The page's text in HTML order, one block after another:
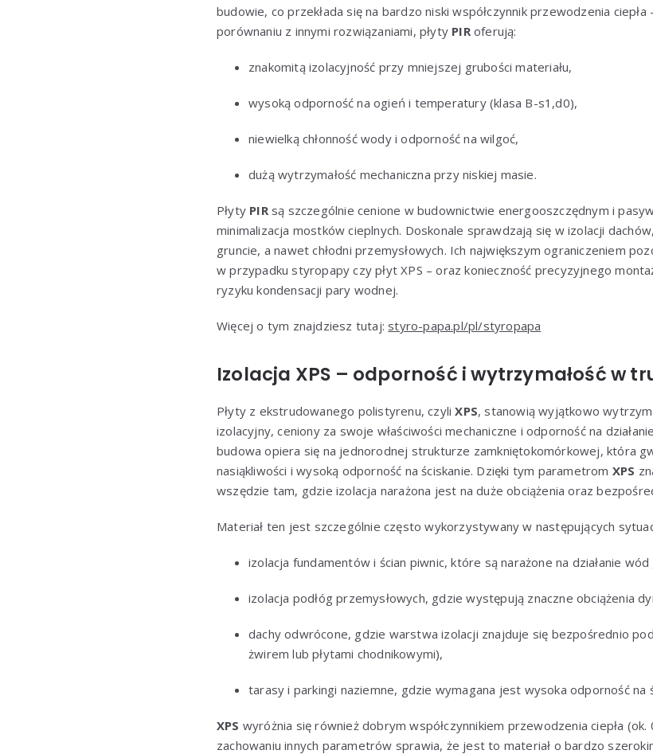
budowie, co przekłada się na bardzo niski współczynnik przewodzenia
porównaniu z innymi rozwiązaniami, płyty PIRoferują:
znakomitą izolacyjność przy mniejszej grubości materiału,
wysoką odporność na ogień i temperatury (klasa B-s1,d0),
niewielką chłonność wody i odporność na wilgoć,
dużą wytrzymałość mechaniczna przy niskiej masie.
Płyty PIRsą szczególnie cenione w budownictwie energooszczędnym i
minimalizacja mostków cieplnych. Doskonale sprawdzają się w izolacji
gruncie, a nawet chłodni przemysłowych. Ich największym ograniczeniem
w przypadku styropapy czy płyt XPS – oraz konieczność precyzyjnego
ryzyku kondensacji pary wodnej.
Więcej o tym znajdziesz tutaj: styro-papa.pl/pl/styropapa
Izolacja XPS – odporność i wytrzymałość w
Płyty z ekstrudowanego polistyrenu, czyliXPS, stanowią wyjątkowo
izolacyjny, ceniony za swoje właściwości mechaniczne i odporność na
budowa opiera się na jednorodnej strukturze zamkniętokomórkowej, która
nasiąkliwości i wysoką odporność na ściskanie. Dzięki tym parametrom XPS
wszędzie tam, gdzie izolacja narażona jest na duże obciążenia oraz
Materiał ten jest szczególnie często wykorzystywany w następujących
izolacja fundamentów i ścian piwnic, które są narażone na działanie
izolacja podłóg przemysłowych, gdzie występują znaczne obciążenia
dachy odwrócone, gdzie warstwa izolacji znajduje się bezpośrednio
żwirem lub płytami chodnikowymi),
tarasy i parkingi naziemne, gdzie wymagana jest wysoka odporność
XPS wyróżnia się również dobrym współczynnikiem przewodzenia ciepła
zachowaniu innych parametrów sprawia, że jest to materiał o bardzo